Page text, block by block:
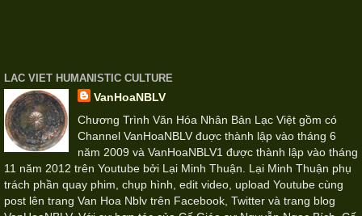
LAC VIET HUMANISTIC CULTURE
VanHoaNBLV
Chương Trình Văn Hóa Nhân Bản Lạc Việt gồm có
Channel VanHoaNBLV đuợc thành lập vào tháng 6
năm 2009 và VanHoaNBLV1 được thành lập vào tháng
11 năm 2012 trên Youtube bởi Lại Minh Thuận. Lại Minh Thuận phụ
trách phần quay phim, chụp hình, edit video, upload Youtube cùng
post lên trang Van Hoa Nblv trên Facebook, Twitter và trang blog